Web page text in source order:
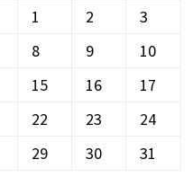
1
2
3
8 9
10
15 16
17
22 23
24
29 30 31